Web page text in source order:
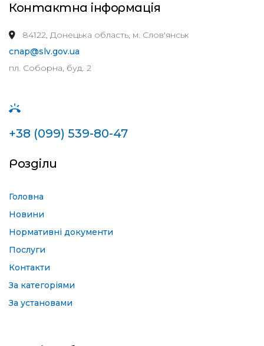
Контактна інформація
84122, Донецька область, м. Слов'янськ
cnap@slv.gov.ua
пл. Соборна, буд. 2
+38 (099) 539-80-47
Розділи
Головна
Новини
Нормативні документи
Послуги
Контакти
За категоріями
За установами